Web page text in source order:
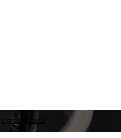
pro automobil